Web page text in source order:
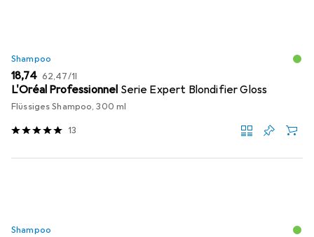
Shampoo
EUR
18,74 EUR
62,47/1l
L'Oréal Professionnel Serie Expert Blondifier Gloss
Flüssiges Shampoo, 300 ml
13
Shampoo